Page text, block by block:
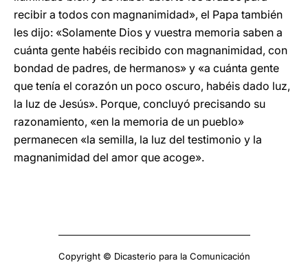
recibir a todos con magnanimidad», el Papa también
les dijo: «Solamente Dios y vuestra memoria saben a
cuánta gente habéis recibido con magnanimidad, con
bondad de padres, de hermanos» y «a cuánta gente
que tenía el corazón un poco oscuro, habéis dado luz,
la luz de Jesús». Porque, concluyó precisando su
razonamiento, «en la memoria de un pueblo»
permanecen «la semilla, la luz del testimonio y la
magnanimidad del amor que acoge».
Copyright © Dicasterio para la Comunicación